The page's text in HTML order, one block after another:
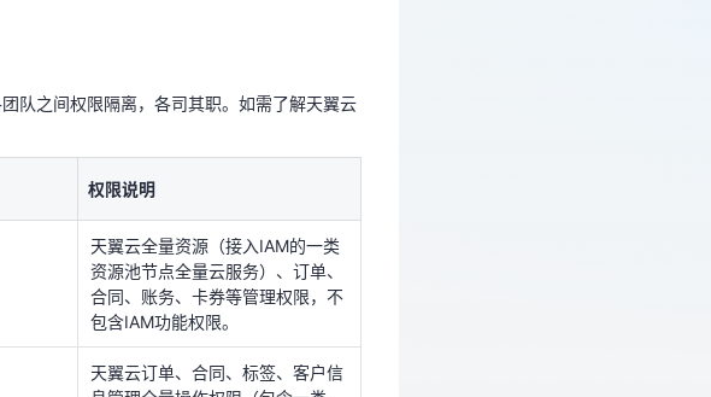
技边界
包含IAM功能权限。
天翼云订单、合同、标签、客户信
息管理全量操作权限（包含一类、
二类资源池节点）
优惠券管理者权限
天翼云账务类（如成本、账单、发
队之间权限隔离，各司其职。如需了解天翼云
权限说明
天翼云全量资源（接入IAM的一类
资源池节点全量云服务）、订单、
合同、账务、卡券等管理权限，不
包含IAM功能权限。
天翼云订单、合同、标签、客户信